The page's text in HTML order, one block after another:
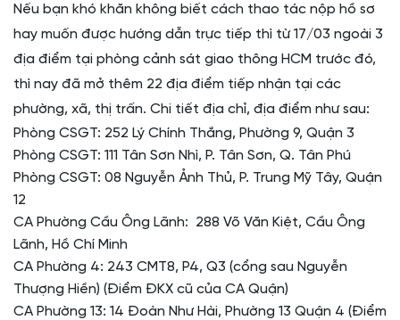
Nếu bạn khó khăn không biết cách thao tác nộp hồ sơ
hay muốn được hướng dẫn trực tiếp thì từ 17/03 ngoài 3
địa điểm tại phòng cảnh sát giao thông HCM trước đó,
thì nay đã mở thêm 22 địa điểm tiếp nhận tại các
phường, xã, thị trấn. Chi tiết địa chỉ, địa điểm như sau:
Phòng CSGT: 252 Lý Chính Thắng, Phường 9, Quận 3
Phòng CSGT: 111 Tân Sơn Nhì, P. Tân Sơn, Q. Tân Phú
Phòng CSGT: 08 Nguyễn Ảnh Thủ, P. Trung Mỹ Tây, Quận
12
CA Phường Cầu Ông Lãnh: 288 Võ Văn Kiệt, Cầu Ông
Lãnh, Hồ Chí Minh
CA Phường 4: 243 CMT8, P4, Q3 (cổng sau Nguyễn
Thượng Hiền) (Điểm ĐKX cũ của CA Quận)
CA Phường 13: 14 Đoàn Như Hài, Phường 13 Quận 4 (Điểm